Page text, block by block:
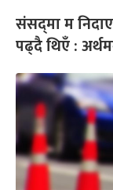
संसद्‌मा म
पढ्दै थिएँ :